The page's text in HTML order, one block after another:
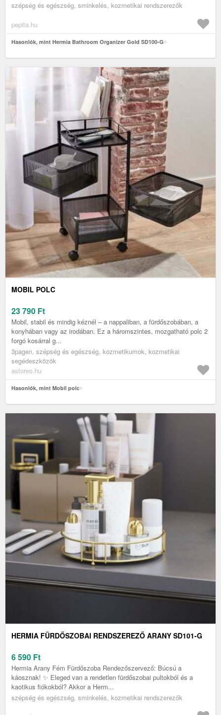
szépség és egészség, sminkelés, kozmetikai rendszerezők
pepita.hu
Hasonlók, mint Hermia Bathroom Organizer Gold SD100-G
MOBIL POLC
23 790 Ft
Mobil, stabil és mindig kéznél – a nappaliban, a fürdőszobában, a
konyhában vagy az irodában. Ez a háromszintes, mozgatható polc 2
forgó kosárral g...
3pagen, szépség és egészség, kozmetikumok, kozmetikai
segédeszközök
astoreo.hu
Hasonlók, mint Mobil polc
HERMIA FÜRDŐSZOBAI RENDSZEREZŐ ARANY SD101-G
6 590 Ft
Hermia Arany Fém Fürdőszoba Rendezőszervező: Búcsú a
káosznak! ✨ Eleged van a rendetlen fürdőszobai pultokból és a
kaotikus fiókokból? Akkor a Herm...
szépség és egészség, sminkelés, kozmetikai rendszerezők